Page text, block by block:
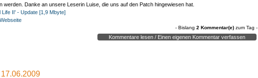
(Wir müssen testen, ob Du ein Mensch bist)
werden. Danke an unsere Leserin Luise, die uns auf den Patch hingewiesen hat.
Life II' - Update [1,9 Mbyte]
- Bislang 2 Kommentar(e) zum Tag -
Kommentare lesen / Einen eigenen Kommentar verfassen
geile Neuigkeiten mit der DOTT-Fortsetzung.
17.06.2009